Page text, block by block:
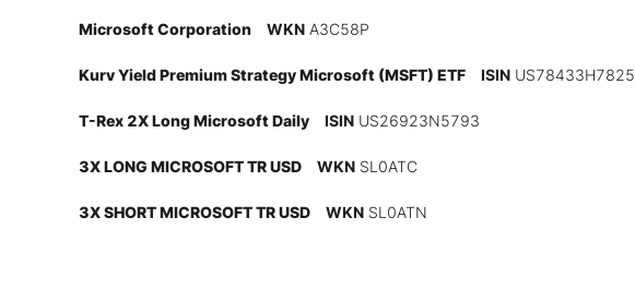
Experten
Mein B:O
Mein Konto
Microsoft Corporation WKN A3C58P
Kurv Yield Premium Strategy Microsoft (MSFT) ETF ISIN US78433H7825
T-Rex 2X Long Microsoft Daily ISIN US26923N5793
3X LONG MICROSOFT TR USD WKN SL0ATC
3X SHORT MICROSOFT TR USD WKN SL0ATN